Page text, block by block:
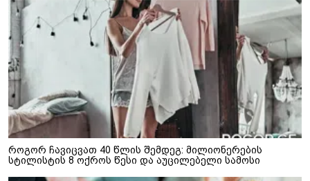
როგორ ჩავიცვათ 40 წლის შემდეგ: მილიონერების
სტილისტის 8 ოქროს წესი და აუცილებელი სამოსი